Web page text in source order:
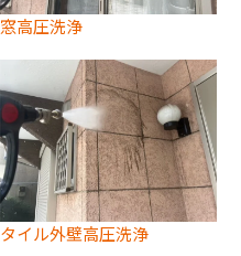
窓高圧洗浄
タイル外壁高圧洗浄